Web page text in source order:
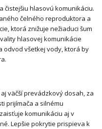
čistejšiu hlasovú komunikáciu.
čelného reproduktora a
ktorá znižuje nežiaduci šum
hlasovej komunikácie
odvod všetkej vody, ktorá by
väčší prevádzkový dosah, za
prijímača a silnému
komunikáciu aj v
Lepšie pokrytie prispieva k